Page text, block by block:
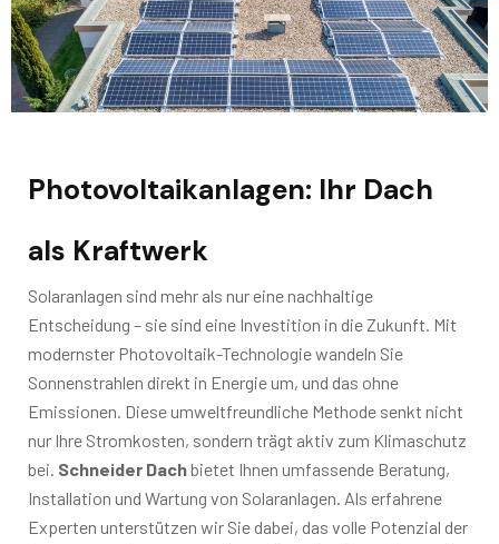
Photovoltaikanlagen: Ihr Dach
als Kraftwerk
Solaranlagen sind mehr als nur eine nachhaltige
Entscheidung – sie sind eine Investition in die Zukunft. Mit
modernster Photovoltaik-Technologie wandeln Sie
Sonnenstrahlen direkt in Energie um, und das ohne
Emissionen. Diese umweltfreundliche Methode senkt nicht
nur Ihre Stromkosten, sondern trägt aktiv zum Klimaschutz
bei. Schneider Dachbietet Ihnen umfassende Beratung,
Installation und Wartung von Solaranlagen. Als erfahrene
Experten unterstützen wir Sie dabei, das volle Potenzial der